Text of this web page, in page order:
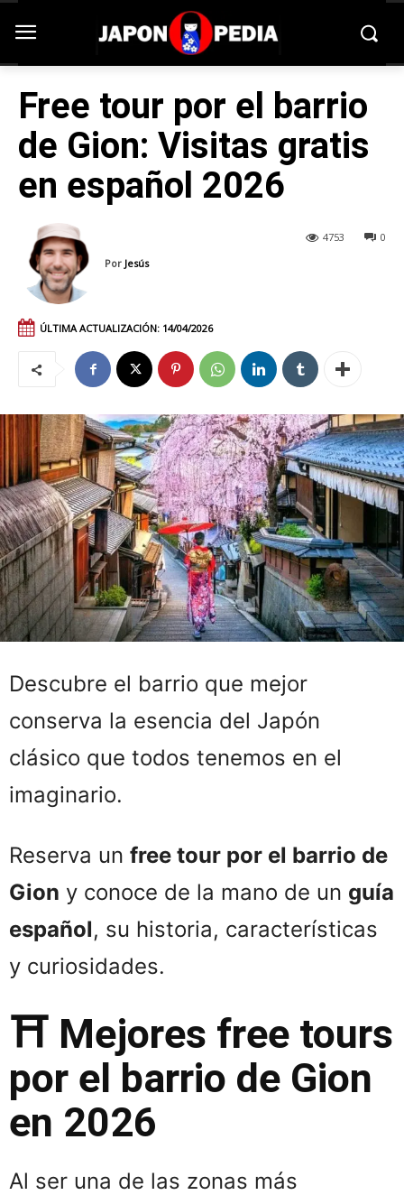
Free tour por el barrio
de Gion: Visitas gratis
en español 2026
0
4753
Por Jesús
ÚLTIMA ACTUALIZACIÓN: 14/04/2026
Descubre el barrio que mejor
conserva la esencia del Japón
clásico que todos tenemos en el
imaginario.
Reserva un free tour por el barrio de
Gion y conoce de la mano de un guía
español, su historia, características
y curiosidades.
⛩️ Mejores free tours
por el barrio de Gion
en 2026
Al ser una de las zonas más